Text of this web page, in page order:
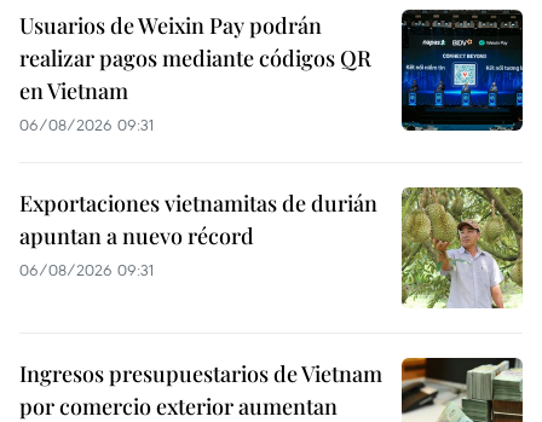
Usuarios de Weixin Pay podrán
realizar pagos mediante códigos QR
en Vietnam
06/08/2026 09:31
Exportaciones vietnamitas de durián
apuntan a nuevo récord
06/08/2026 09:31
Ingresos presupuestarios de Vietnam
por comercio exterior aumentan